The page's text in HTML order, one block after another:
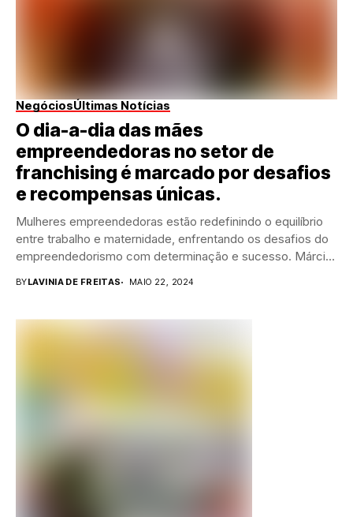
NegóciosÚltimas Notícias
O dia-a-dia das mães
empreendedoras no setor de
franchising é marcado por desafios
e recompensas únicas.
Mulheres empreendedoras estão redefinindo o equilíbrio
entre trabalho e maternidade, enfrentando os desafios do
empreendedorismo com determinação e sucesso. Márcia
BYLAVINIA DE FREITAS MAIO 22, 2024